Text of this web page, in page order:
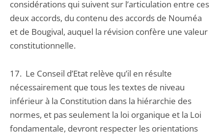
considérations qui suivent sur l’articulation entre ces
deux accords, du contenu des accords de Nouméa
et de Bougival, auquel la révision confère une valeur
constitutionnelle.
17. Le Conseil d’Etat relève qu’il en résulte
nécessairement que tous les textes de niveau
inférieur à la Constitution dans la hiérarchie des
normes, et pas seulement la loi organique et la Loi
fondamentale, devront respecter les orientations